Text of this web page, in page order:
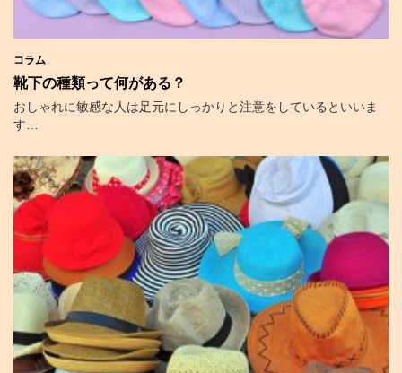
コラム
靴下の種類って何がある？
おしゃれに敏感な人は足元にしっかりと注意をしているといいま
す…